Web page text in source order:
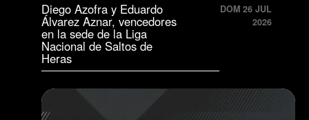
DOM 26 JUL
2026
Diego Azofra y Eduardo
Álvarez Aznar, vencedores
en la sede de la Liga
Nacional de Saltos de
Heras